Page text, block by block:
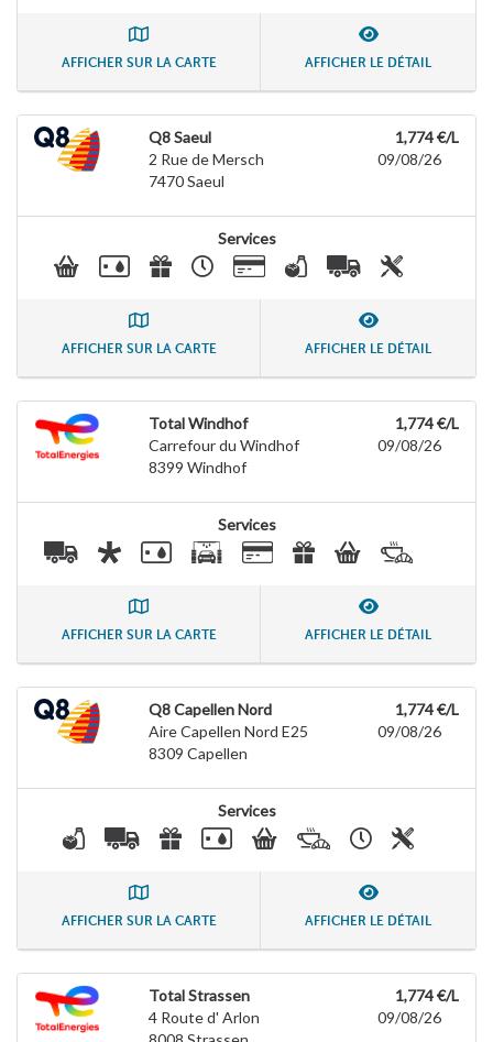
AFFICHER SUR LA CARTE AFFICHER LE DÉTAIL
Q8 Saeul
2 Rue de Mersch
7470Saeul
1,774 €/L
09/08/26
Services
AFFICHER SUR LA CARTE AFFICHER LE DÉTAIL
Total Windhof
Carrefour du Windhof
8399 Windhof
1,774 €/L
09/08/26
Services
AFFICHER SUR LA CARTE AFFICHER LE DÉTAIL
Q8 Capellen Nord
Aire Capellen Nord E25
8309 Capellen
1,774 €/L
09/08/26
Services
AFFICHER SUR LA CARTE AFFICHER LE DÉTAIL
Total Strassen
4 Route d' Arlon
1,774 €/L
09/08/26